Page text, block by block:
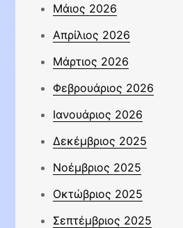
Μάιος 2026
Απρίλιος 2026
Μάρτιος 2026
Φεβρουάριος 2026
Ιανουάριος 2026
Δεκέμβριος 2025
Νοέμβριος 2025
Οκτώβριος 2025
Σεπτέμβριος 2025